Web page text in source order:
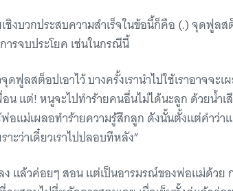
งบวกประสบความสำเร็จในข้อนี้ก็คือ (.) จุดฟูล
รจบประโยค เช่นในกรณีนี้
ฟูลสต็อปเอาไว้ บางครั้งเรานำไปใช้เราอาจจะ
อน แต่! หนูจะไปทำร้ายคนอื่นไม่ได้นะลูก ด้วยน้ำ
แม่เผลอทำร้ายความรู้สึกลูก ดังนั้นตั้งแต่คำว่า
ะว่าเดี๋ยวเราไปปลอบทีหลัง”
แล้วค่อยๆ สอน แต่เป็นอารมรณ์ของพ่อแม่ด้วย